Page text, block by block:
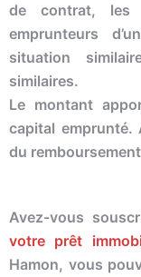
de contrat, les
emprunteurs
situation
similaires.
Le montant
capital
du
Avez-vous
votre prêt
Hamon, vous